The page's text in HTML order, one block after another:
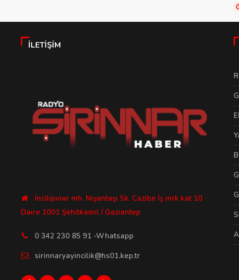
İLETIŞIM
İncilipınar mh. Nişantaşı Sk. Cazibe İş mrk kat 10
Daire 1001 Şehitkamil / Gaziantep
0 342 230 85 91 -Whatsapp
sirinnaryayincilik@hs01.kep.tr